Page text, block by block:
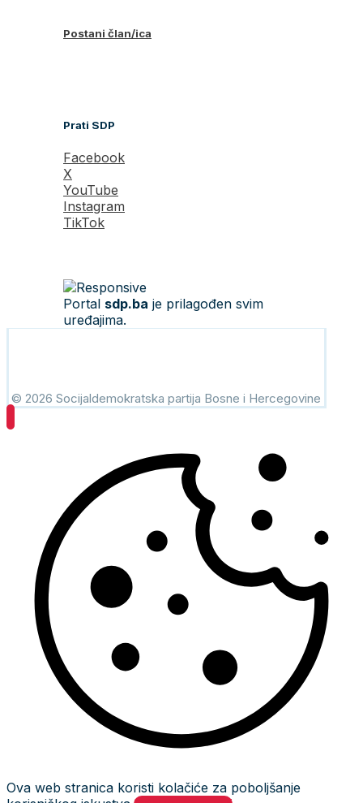
Postani član/ica
Prati SDP
Facebook
X
YouTube
Instagram
TikTok
Portal sdp.ba je prilagođen svim
uređajima.
© 2026 Socijaldemokratska partija Bosne i Hercegovine
Ova web stranica koristi kolačiće za poboljšanje